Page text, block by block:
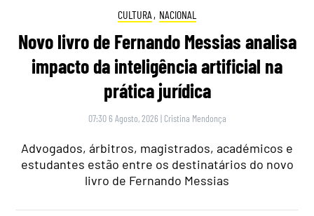
CULTURA , NACIONAL
Novo livro de Fernando Messias analisa
impacto da inteligência artificial na
prática jurídica
07:30 6 Agosto, 2026 | Cristina Mendonça
Advogados, árbitros, magistrados, académicos e
estudantes estão entre os destinatários do novo
livro de Fernando Messias